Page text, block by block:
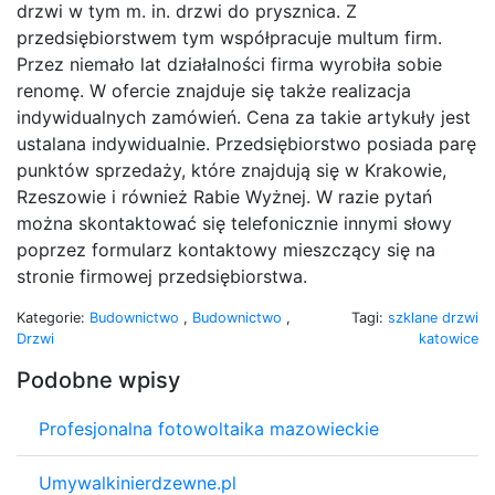
drzwi w tym m. in. drzwi do prysznica. Z
przedsiębiorstwem tym współpracuje multum firm.
Przez niemało lat działalności firma wyrobiła sobie
renomę. W ofercie znajduje się także realizacja
indywidualnych zamówień. Cena za takie artykuły jest
ustalana indywidualnie. Przedsiębiorstwo posiada parę
punktów sprzedaży, które znajdują się w Krakowie,
Rzeszowie i również Rabie Wyżnej. W razie pytań
można skontaktować się telefonicznie innymi słowy
poprzez formularz kontaktowy mieszczący się na
stronie firmowej przedsiębiorstwa.
Kategorie: Budownictwo , Budownictwo ,
Drzwi
Tagi: szklane drzwi
katowice
Podobne wpisy
Profesjonalna fotowoltaika mazowieckie
Umywalkinierdzewne.pl